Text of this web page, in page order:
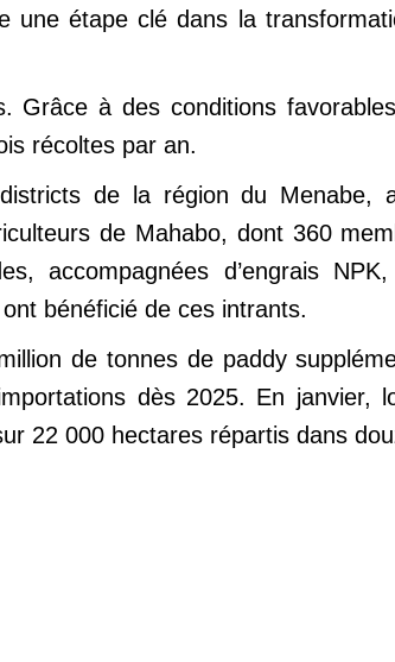
une étape clé dans la
Grâce à des conditions
récoltes par an.
de la région du Menabe,
de Mahabo, dont 360
accompagnées d’engrais NPK,
bénéficié de ces intrants.
de tonnes de paddy
dès 2025. En janvier,
22 000 hectares répartis dans